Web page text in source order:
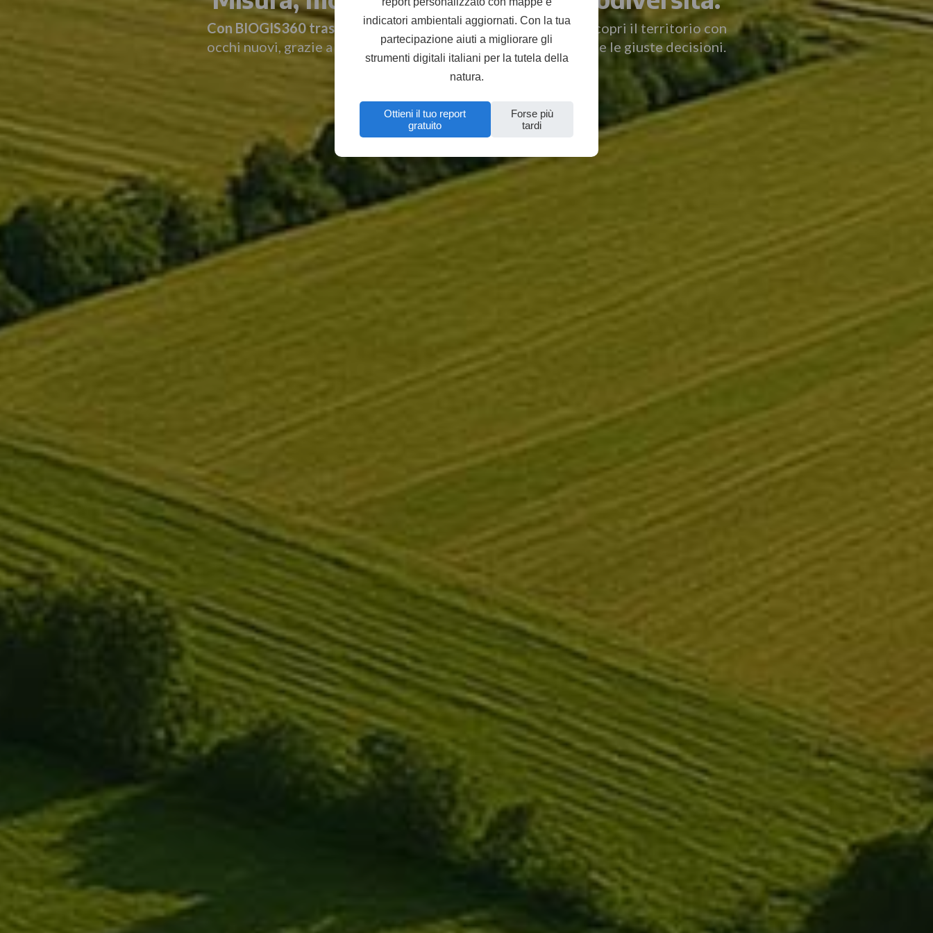
Con BIOGIS360 trasformi le informazioni in azioni concrete.
Scopri il territorio con
occhi nuovi, grazie a mappe intelligenti che ti aiutano a prendere le giuste decisioni.
Richiedi una demo
indicatori ambientali aggiornati. Con la tua
partecipazione aiuti a migliorare gli
strumenti digitali italiani per la tutela della
natura.
Ottieni il tuo report
gratuito
Forse più
tardi